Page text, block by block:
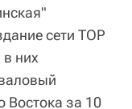
сети ТОР
них
Востока за 10